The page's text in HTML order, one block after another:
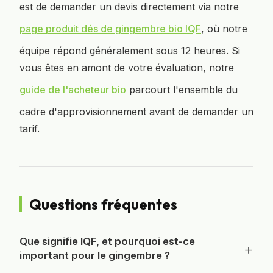
est de demander un devis directement via notre
page produit dés de gingembre bio IQF, où notre
équipe répond généralement sous 12 heures. Si
vous êtes en amont de votre évaluation, notre
guide de l'acheteur bio parcourt l'ensemble du
cadre d'approvisionnement avant de demander un
tarif.
Questions fréquentes
Que signifie IQF, et pourquoi est-ce
important pour le gingembre ?